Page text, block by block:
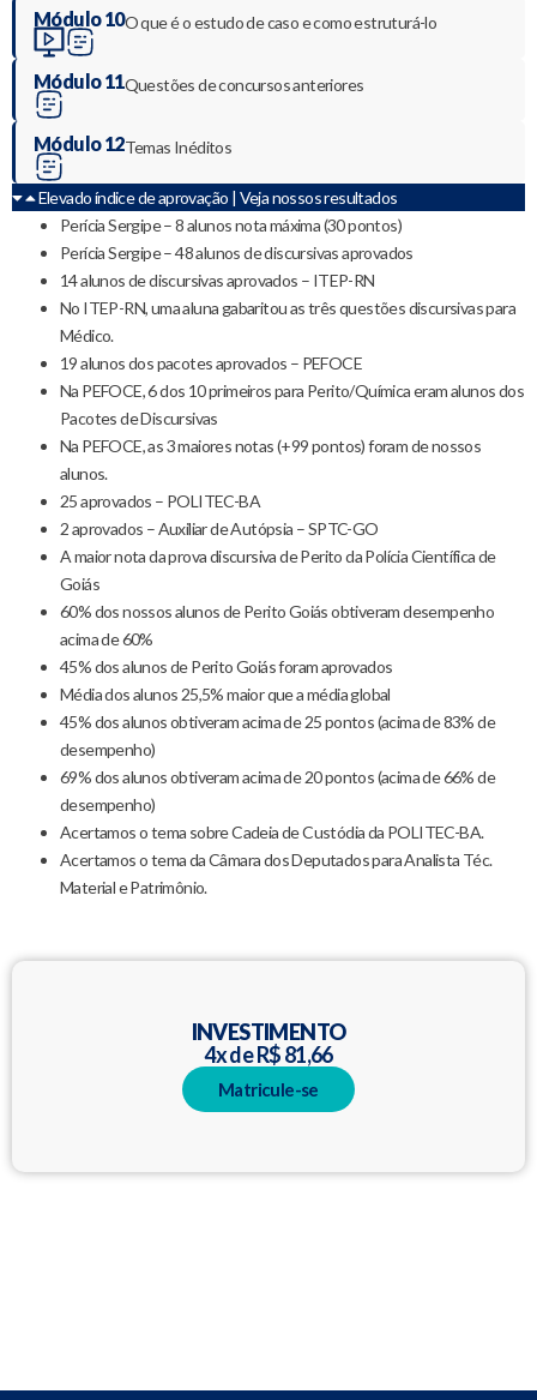
Módulo 10O que é o estudo de caso e como estruturá-lo
Módulo 11Questões de concursos anteriores
Módulo 12Temas Inéditos
Elevado índice de aprovação | Veja nossos resultados
Perícia Sergipe – 8 alunos nota máxima (30 pontos)
Perícia Sergipe – 48 alunos de discursivas aprovados
14 alunos de discursivas aprovados – ITEP-RN
No ITEP-RN, uma aluna gabaritou as três questões discursivas para
Médico.
19 alunos dos pacotes aprovados – PEFOCE
Na PEFOCE, 6 dos 10 primeiros para Perito/Química eram alunos dos
Pacotes de Discursivas
Na PEFOCE, as 3 maiores notas (+99 pontos) foram de nossos
alunos.
25 aprovados – POLITEC-BA
2 aprovados – Auxiliar de Autópsia – SPTC-GO
A maior nota da prova discursiva de Perito da Polícia Científica de
Goiás
60% dos nossos alunos de Perito Goiás obtiveram desempenho
acima de 60%
45% dos alunos de Perito Goiás foram aprovados
Média dos alunos 25,5% maior que a média global
45% dos alunos obtiveram acima de 25 pontos (acima de 83% de
desempenho)
69% dos alunos obtiveram acima de 20 pontos (acima de 66% de
desempenho)
Acertamos o tema sobre Cadeia de Custódia da POLITEC-BA.
Acertamos o tema da Câmara dos Deputados para Analista Téc.
Material e Patrimônio.
INVESTIMENTO
4x de R$ 81,66
Matricule-se